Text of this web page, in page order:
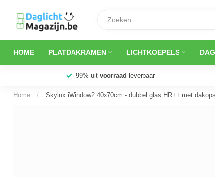
HOME PLATDAKRAMEN LICHTKOEPELS
99% uit voorraad leverbaar
Home / Skylux iWindow2 40x70cm - dubbel glas HR++ met